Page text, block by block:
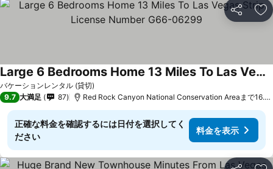
シェア お
バケーションレンタル (貸切)
Large 6 Bedrooms Home 13 Miles To Las Vegas Strip License Number G66-06299
9.7 大満足 87 Red Rock Canyon National Conservation Areaまで16.8 km
正確な料金を確認するには日付を選択してく
ださい
料金を表示